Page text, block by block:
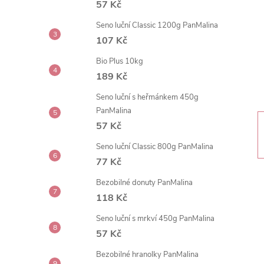
r
a
n
í
p
a
n
57 Kč
Seno luční Classic 1200g PanMalina
107 Kč
Bio Plus 10kg
189 Kč
Seno luční s heřmánkem 450g
PanMalina
57 Kč
Seno luční Classic 800g PanMalina
77 Kč
Bezobilné donuty PanMalina
118 Kč
Seno luční s mrkví 450g PanMalina
57 Kč
Bezobilné hranolky PanMalina